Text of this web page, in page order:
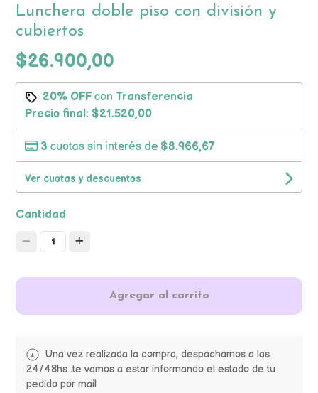
Lunchera doble piso con división y
cubiertos
$26.900,00
20% OFFcon Transferencia
Precio final: $21.520,00
3 cuotas sin interés de $8.966,67
Ver cuotas y descuentos
Cantidad
1
Agregar al carrito
Una vez realizada la compra, despachamos a las
24/48hs .te vamos a estar informando el estado de tu
pedido por mail